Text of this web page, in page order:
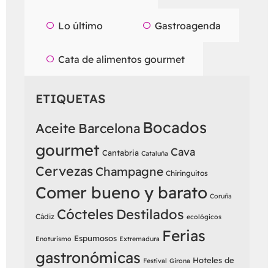
Lo último Gastroagenda
Cata de alimentos gourmet
ETIQUETAS
Aceite Barcelona Bocados
gourmet Cantabria Cataluña Cava
Cervezas Champagne Chiringuitos
Comer bueno y barato Coruña
Cádiz Cócteles Destilados ecológicos
Enoturismo Espumosos Extremadura Ferias
gastronómicas Festival Girona Hoteles de